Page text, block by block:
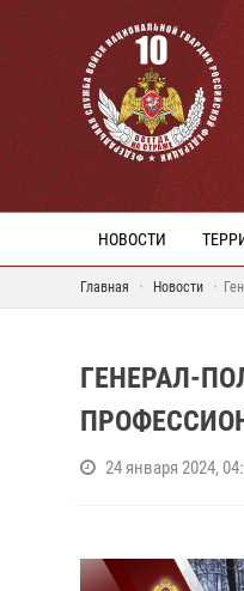
НОВОСТИ
Главная Новости
ГЕНЕРАЛ-
24 января 2024,